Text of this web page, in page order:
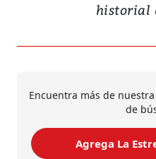
historial
Encuentra más de
de
Agrega La